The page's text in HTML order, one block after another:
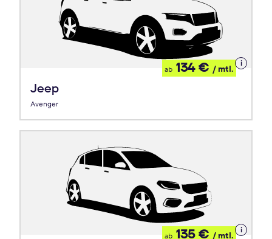
Jeep
Avenger
ab 134 € / mtl.
Details
zum
ab 135 € / mtl.
Details